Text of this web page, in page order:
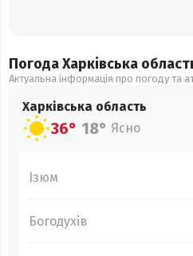
Погода Харківська
Актуальна інформація про погоду та
Харківська область
36° 18° Ясно
Ізюм
Богодухів